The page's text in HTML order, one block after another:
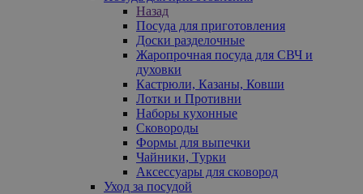
Назад
Посуда для приготовления
Доски разделочные
Жаропрочная посуда для СВЧ и
духовки
Кастрюли, Казаны, Ковши
Лотки и Противни
Наборы кухонные
Сковороды
Формы для выпечки
Чайники, Турки
Аксессуары для сковород
Уход за посудой